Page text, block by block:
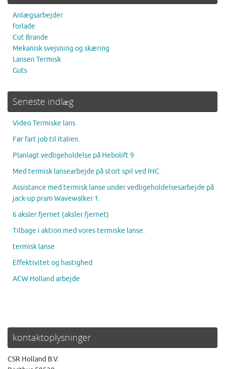
Anlægsarbejder
forlade
Cut Brande
Mekanisk svejsning og skæring
Lansen Termisk
Guts
Seneste indlæg
Video Termiske lans
Før fart job til Italien.
Planlagt vedligeholdelse på Hebolift 9
Med termisk lansearbejde på stort spil ved IHC.
Assistance med termisk lanse under vedligeholdelsesarbejde på
jack-up pram Wavewalker 1.
6 aksler fjernet (aksler fjernet)
Tilbage i aktion med vores termiske lanse.
termisk lanse
Effektivitet og hastighed
ACW Holland arbejde
kontaktoplysninger
CSR Holland B.V.